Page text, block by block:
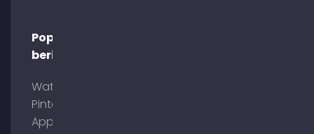
Populaire
berichten
Wat is
Pinterest
App?